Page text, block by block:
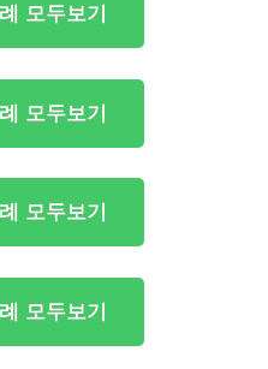
모두보기
모두보기
모두보기
모두보기